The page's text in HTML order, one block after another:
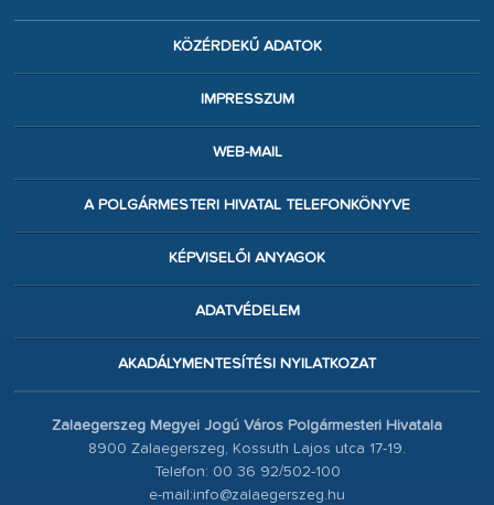
KÖZÉRDEKŰ ADATOK
IMPRESSZUM
WEB-MAIL
A POLGÁRMESTERI HIVATAL TELEFONKÖNYVE
KÉPVISELŐI ANYAGOK
ADATVÉDELEM
AKADÁLYMENTESÍTÉSI NYILATKOZAT
Zalaegerszeg Megyei Jogú Város Polgármesteri Hivatala
8900 Zalaegerszeg, Kossuth Lajos utca 17-19.
Telefon: 00 36 92/502-100
e-mail:info@zalaegerszeg.hu